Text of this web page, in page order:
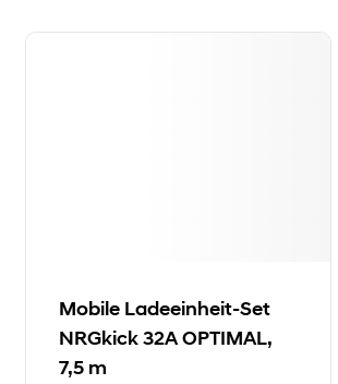
Mobile Ladeeinheit-Set
NRGkick 32A OPTIMAL,
7,5 m